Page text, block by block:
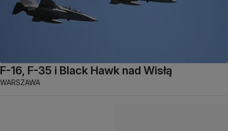
F-16, F-35 i Black Hawk nad Wisłą
WARSZAWA